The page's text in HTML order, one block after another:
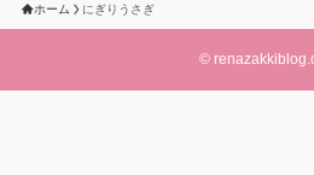
ホーム にぎりうさぎ
©